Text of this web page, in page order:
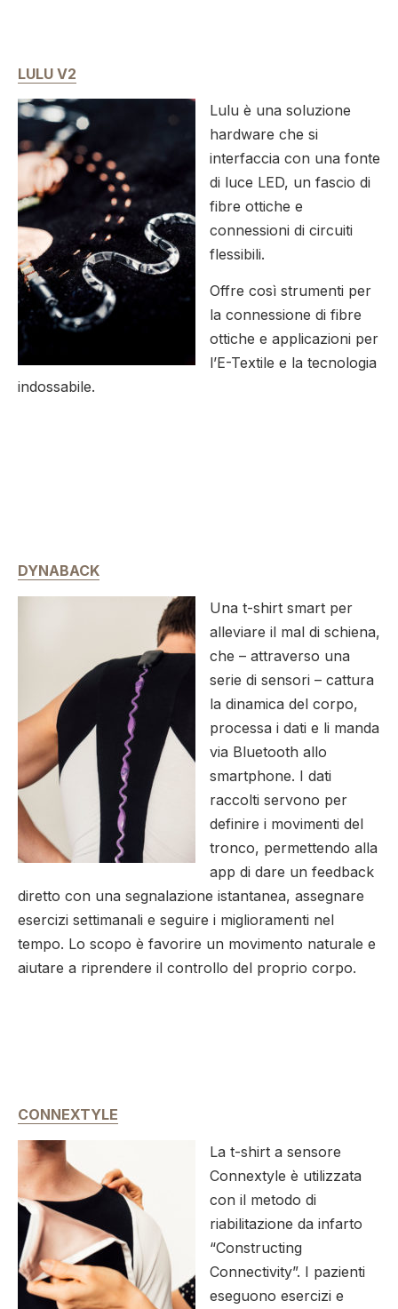
LULU V2
Lulu è una soluzione
hardware che si
interfaccia con una fonte
di luce LED, un fascio di
fibre ottiche e
connessioni di circuiti
flessibili.
Offre così strumenti per
la connessione di fibre
ottiche e applicazioni per
l’E-Textile e la tecnologia
indossabile.
DYNABACK
Una t-shirt smart per
alleviare il mal di schiena,
che – attraverso una
serie di sensori – cattura
la dinamica del corpo,
processa i dati e li manda
via Bluetooth allo
smartphone. I dati
raccolti servono per
definire i movimenti del
tronco, permettendo alla
app di dare un feedback
diretto con una segnalazione istantanea, assegnare
esercizi settimanali e seguire i miglioramenti nel
tempo. Lo scopo è favorire un movimento naturale e
aiutare a riprendere il controllo del proprio corpo.
CONNEXTYLE
La t-shirt a sensore
Connextyle è utilizzata
con il metodo di
riabilitazione da infarto
“Constructing
Connectivity”. I pazienti
eseguono esercizi e